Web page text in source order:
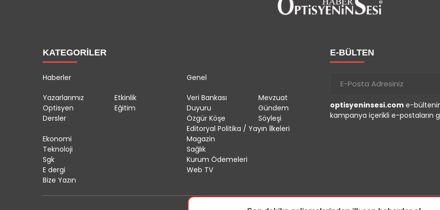
KATEGORİLER
Haberler
Yazarlarımız
Etkinlik
Optisyen
Eğitim
Dersler
Genel
Veri Bankası
Mevzuat
Duyuru
Gündem
Özgür Köşe
Söyleşi
Editoryal Politika / Yayın İlkeleri
Ekonomi
Magazin
Teknoloji
Sağlık
Sgk
Kurum Ödemeleri
E dergi
Web TV
Bize Yazın
E-BÜLTEN
optisyeninsesi.com e-
kampanya içerikli e-postaların